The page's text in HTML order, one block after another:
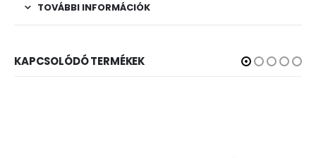
TOVÁBBI INFORMÁCIÓK
KAPCSOLÓDÓ TERMÉKEK